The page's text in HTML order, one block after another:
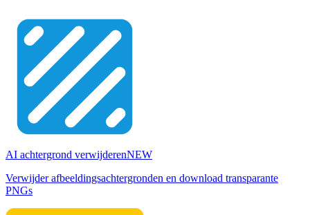
AI achtergrond verwijderenNEW
Verwijder afbeeldingsachtergronden en download transparante
PNGs